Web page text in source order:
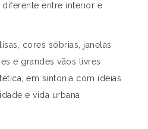
entre interior e
cores sóbrias, janelas
e grandes vãos livres
em sintonia com ideias
e vida urbana